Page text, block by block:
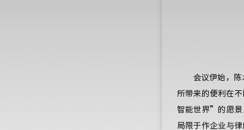
会议伊始，
所带来的便利在
智能世界”的愿景
局限于作企业与